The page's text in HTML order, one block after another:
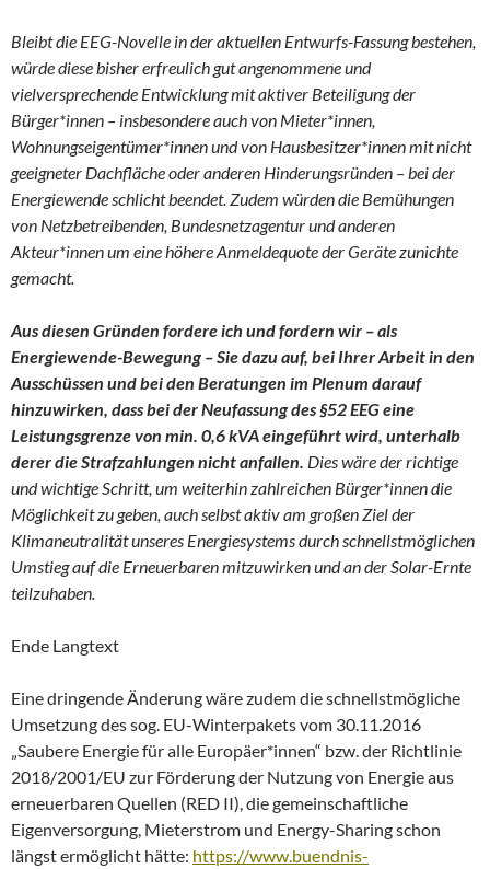
Bleibt die EEG-Novelle in der aktuellen Entwurfs-Fassung bestehen,
würde diese bisher erfreulich gut angenommene und
vielversprechende Entwicklung mit aktiver Beteiligung der
Bürger*innen – insbesondere auch von Mieter*innen,
Wohnungseigentümer*innen und von Hausbesitzer*innen mit nicht
geeigneter Dachfläche oder anderen Hinderungsründen – bei der
Energiewende schlicht beendet. Zudem würden die Bemühungen
von Netzbetreibenden, Bundesnetzagentur und anderen
Akteur*innen um eine höhere Anmeldequote der Geräte zunichte
gemacht.
Aus diesen Gründen fordere ich und fordern wir – als
Energiewende-Bewegung – Sie dazu auf, bei Ihrer Arbeit in den
Ausschüssen und bei den Beratungen im Plenum darauf
hinzuwirken, dass bei der Neufassung des §52 EEG eine
Leistungsgrenze von min. 0,6 kVA eingeführt wird, unterhalb
derer die Strafzahlungen nicht anfallen. Dies wäre der richtige
und wichtige Schritt, um weiterhin zahlreichen Bürger*innen die
Möglichkeit zu geben, auch selbst aktiv am großen Ziel der
Klimaneutralität unseres Energiesystems durch schnellstmöglichen
Umstieg auf die Erneuerbaren mitzuwirken und an der Solar-Ernte
teilzuhaben.
Ende Langtext
Eine dringende Änderung wäre zudem die schnellstmögliche
Umsetzung des sog. EU-Winterpakets vom 30.11.2016
„Saubere Energie für alle Europäer*innen“ bzw. der Richtlinie
2018/2001/EU zur Förderung der Nutzung von Energie aus
erneuerbaren Quellen (RED II), die gemeinschaftliche
Eigenversorgung, Mieterstrom und Energy-Sharing schon
längst ermöglicht hätte: https://www.buendnis-